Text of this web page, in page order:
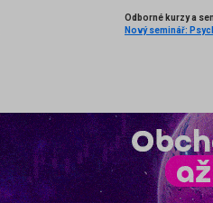
Odborné kurzy a